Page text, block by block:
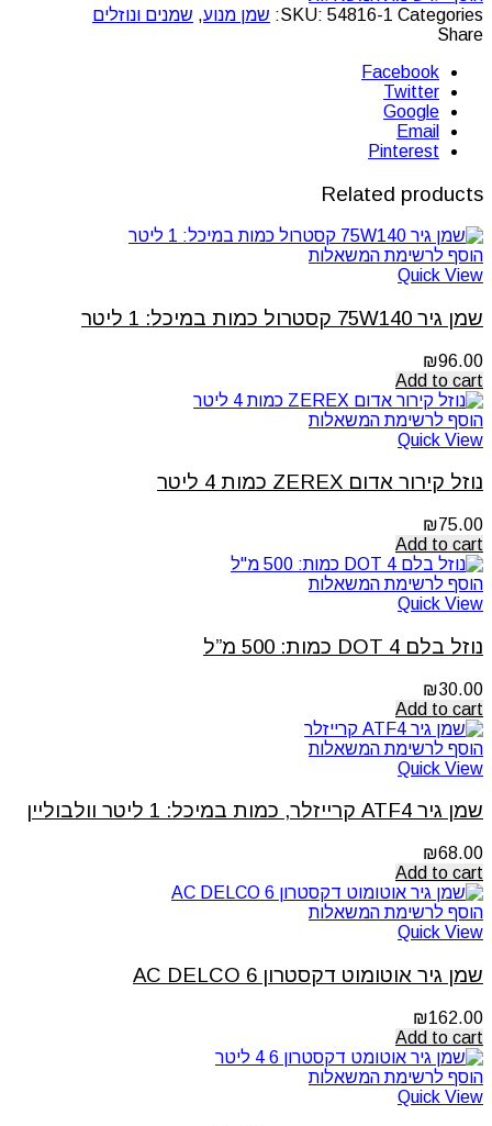
SKU: 54816-1 Categories: שמן מנוע, שמנים ונוזלים
Share
Facebook
Twitter
Google
Email
Pinterest
Related products
הוסף לרשימת המשאלות
Quick View
שמן גיר 75W140 קסטרול כמות במיכל: 1 ליטר
₪96.00
Add to cart
הוסף לרשימת המשאלות
Quick View
נוזל קירור אדום ZEREX כמות 4 ליטר
₪75.00
Add to cart
הוסף לרשימת המשאלות
Quick View
נוזל בלם DOT 4 כמות: 500 מ”ל
₪30.00
Add to cart
הוסף לרשימת המשאלות
Quick View
שמן גיר ATF4 קרייזלר, כמות במיכל: 1 ליטר וולבוליין
₪68.00
Add to cart
הוסף לרשימת המשאלות
Quick View
שמן גיר אוטומוט דקסטרון 6 AC DELCO
₪162.00
Add to cart
הוסף לרשימת המשאלות
Quick View